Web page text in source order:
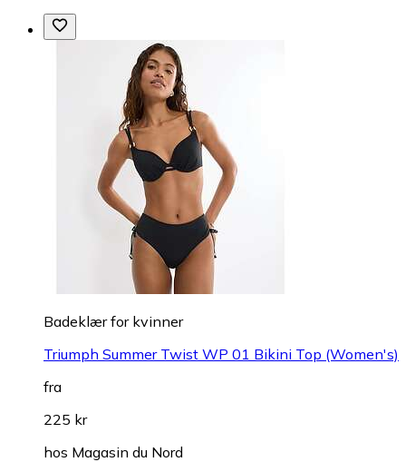
Badeklær for kvinner
Triumph Summer Twist WP 01 Bikini Top (Women's)
fra
225 kr
hos Magasin du Nord